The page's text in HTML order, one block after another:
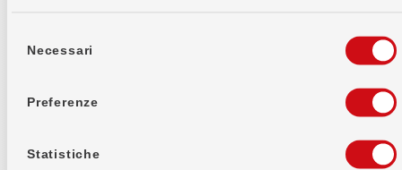
Necessari
Preferenze
Statistiche
Pagamento in loco